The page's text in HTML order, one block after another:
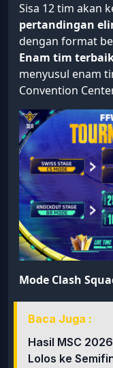
Sisa 12 tim akan
pertandingan
dengan format
Enam tim
menyusul enam
Convention
Mode Clash
Baca Juga :
Hasil MSC
Lolos ke